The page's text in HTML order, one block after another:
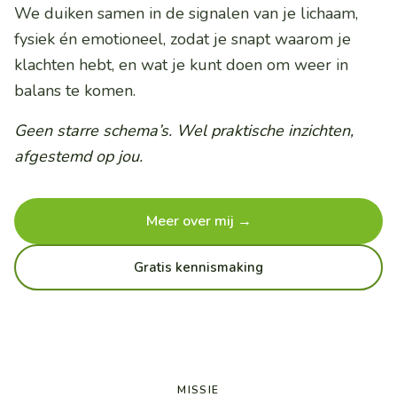
We duiken samen in de signalen van je lichaam,
fysiek én emotioneel, zodat je snapt waarom je
klachten hebt, en wat je kunt doen om weer in
balans te komen.
Geen starre schema’s. Wel praktische inzichten,
afgestemd op jou.
Meer over mij →
Gratis kennismaking
MISSIE